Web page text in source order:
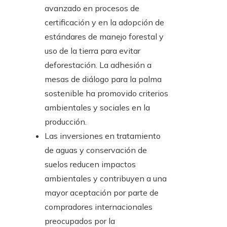
avanzado en procesos de
certificación y en la adopción de
estándares de manejo forestal y
uso de la tierra para evitar
deforestación. La adhesión a
mesas de diálogo para la palma
sostenible ha promovido criterios
ambientales y sociales en la
producción.
Las inversiones en tratamiento
de aguas y conservación de
suelos reducen impactos
ambientales y contribuyen a una
mayor aceptación por parte de
compradores internacionales
preocupados por la